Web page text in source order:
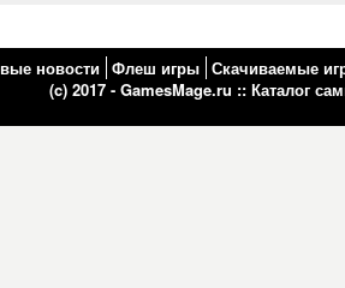
новости Флеш игры Скачиваемые
(c) 2017 - GamesMage.ru :: Каталог